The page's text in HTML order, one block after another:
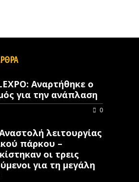
Αναρτήθηκε ο
για την ανάπλαση
0
λειτουργίας
πάρκου –
οι τρεις
για τη μεγάλη